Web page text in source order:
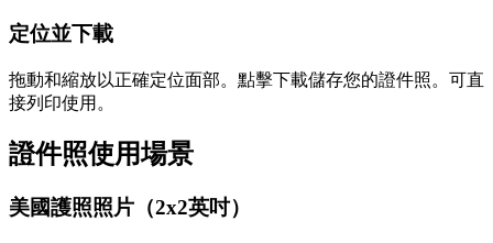
定位並下載
拖動和縮放以正確定位面部。點擊下載儲存您的證件照。可直
接列印使用。
證件照使用場景
美國護照照片（2x2英吋）